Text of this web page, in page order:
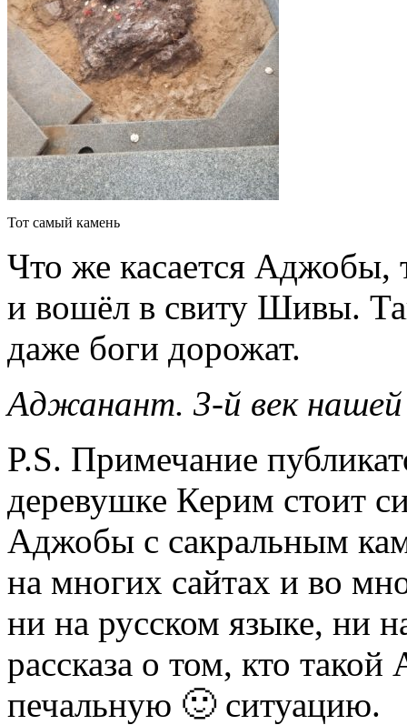
Тот самый камень
Что же касается Аджобы,
и вошёл в свиту Шивы.
даже боги дорожат.
Аджанант. 3-й век
P.S. Примечание
деревушке Керим стоит
Аджобы с сакральным
на многих сайтах и во
ни на русском языке, ни
рассказа о том, кто
печальную 🙂 ситуацию.